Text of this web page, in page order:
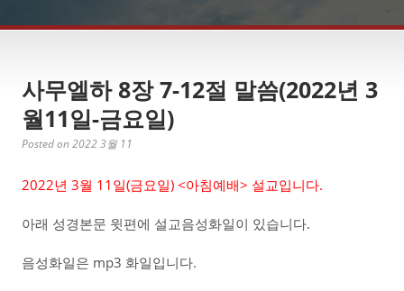
사무엘하 8장 7-12절 말씀(2022년 3
월11일-금요일)
Posted on 2022 3월 11
2022년 3월 11일(금요일) <아침예배> 설교입니다.
아래 성경본문 윗편에 설교음성화일이 있습니다.
음성화일은 mp3 화일입니다.